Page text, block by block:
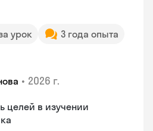
урок
3 года опыта
• 2026 г.
целей в изучении